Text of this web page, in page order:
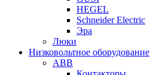
HEGEL
Schneider Electric
Эра
Люки
Низковольтное оборудование
ABB